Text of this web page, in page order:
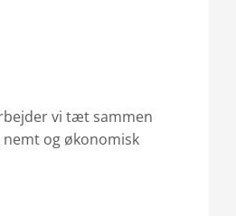
vi tæt sammen
og økonomisk